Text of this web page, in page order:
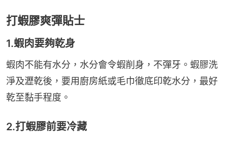
打蝦膠爽彈貼士
1.蝦肉要夠乾身
蝦肉不能有水分，水分會令蝦削身，不彈牙。蝦膠洗
淨及瀝乾後，要用廚房紙或毛巾徹底印乾水分，最好
乾至黏手程度。
2.打蝦膠前要冷藏